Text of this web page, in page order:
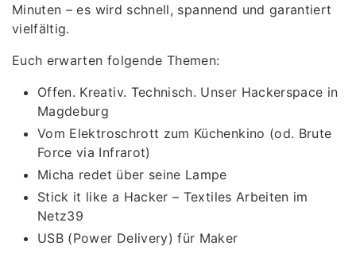
Minuten – es wird schnell, spannend und garantiert
vielfältig.
Euch erwarten folgende Themen:
Offen. Kreativ. Technisch. Unser Hackerspace in
Magdeburg
Vom Elektroschrott zum Küchenkino (od. Brute
Force via Infrarot)
Micha redet über seine Lampe
Stick it like a Hacker – Textiles Arbeiten im
Netz39
USB (Power Delivery) für Maker